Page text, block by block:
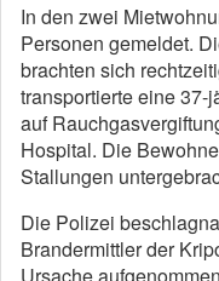
In den zwei
Personen gemeldet.
brachten sich
transportierte eine 37-
auf
Hospital. Die
Stallungen
Die Polizei
Brandermittler der